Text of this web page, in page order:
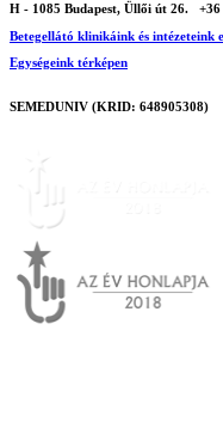
H - 1085 Budapest, Üllői út 26.
Betegellátó klinikáink és intézeteink
Egységeink térképen
SEMEDUNIV (KRID: 648905308)